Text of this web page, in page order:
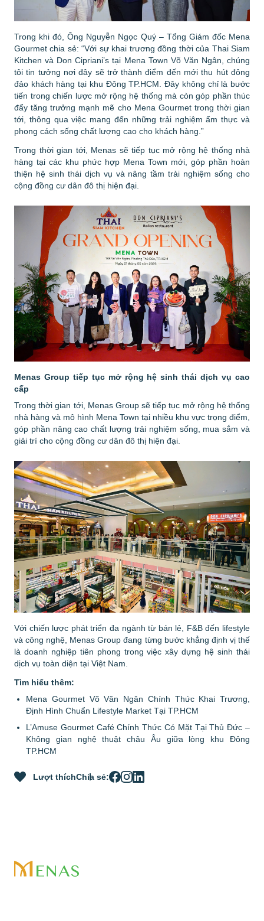
Trong khi đó, Ông Nguyễn Ngọc Quý – Tổng Giám đốc Mena
Gourmet chia sẻ:“Với sự khai trương đồng thời của Thai Siam
Kitchen và Don Cipriani’s tại Mena Town Võ Văn Ngân, chúng
tôi tin tưởng nơi đây sẽ trở thành điểm đến mới thu hút đông
đảo khách hàng tại khu Đông TP.HCM. Đây không chỉ là bước
tiến trong chiến lược mở rộng hệ thống mà còn góp phần thúc
đẩy tăng trưởng mạnh mẽ cho Mena Gourmet trong thời gian
tới, thông qua việc mang đến những trải nghiệm ẩm thực và
phong cách sống chất lượng cao cho khách hàng.”
Trong thời gian tới, Menas sẽ tiếp tục mở rộng hệ thống nhà
hàng tại các khu phức hợp Mena Town mới, góp phần hoàn
thiện hệ sinh thái dịch vụ và nâng tầm trải nghiệm sống cho
cộng đồng cư dân đô thị hiện đại.
Menas Group tiếp tục mở rộng hệ sinh thái dịch vụ cao
cấp
Trong thời gian tới, Menas Group sẽ tiếp tục mở rộng hệ thống
nhà hàng và mô hình Mena Town tại nhiều khu vực trọng điểm,
góp phần nâng cao chất lượng trải nghiệm sống, mua sắm và
giải trí cho cộng đồng cư dân đô thị hiện đại.
Với chiến lược phát triển đa ngành từ bán lẻ, F&B đến lifestyle
và công nghệ, Menas Group đang từng bước khẳng định vị thế
là doanh nghiệp tiên phong trong việc xây dựng hệ sinh thái
dịch vụ toàn diện tại Việt Nam.
Tìm hiểu thêm:
Mena Gourmet Võ Văn Ngân Chính Thức Khai Trương,
Định Hình Chuẩn Lifestyle Market Tại TP.HCM
L’Amuse Gourmet Café Chính Thức Có Mặt Tại Thủ Đức –
Không gian nghệ thuật châu Âu giữa lòng khu Đông
TP.HCM
Lượt thíchChia sẻ:
Điện thoại:
Email: info@menasvietnam.com